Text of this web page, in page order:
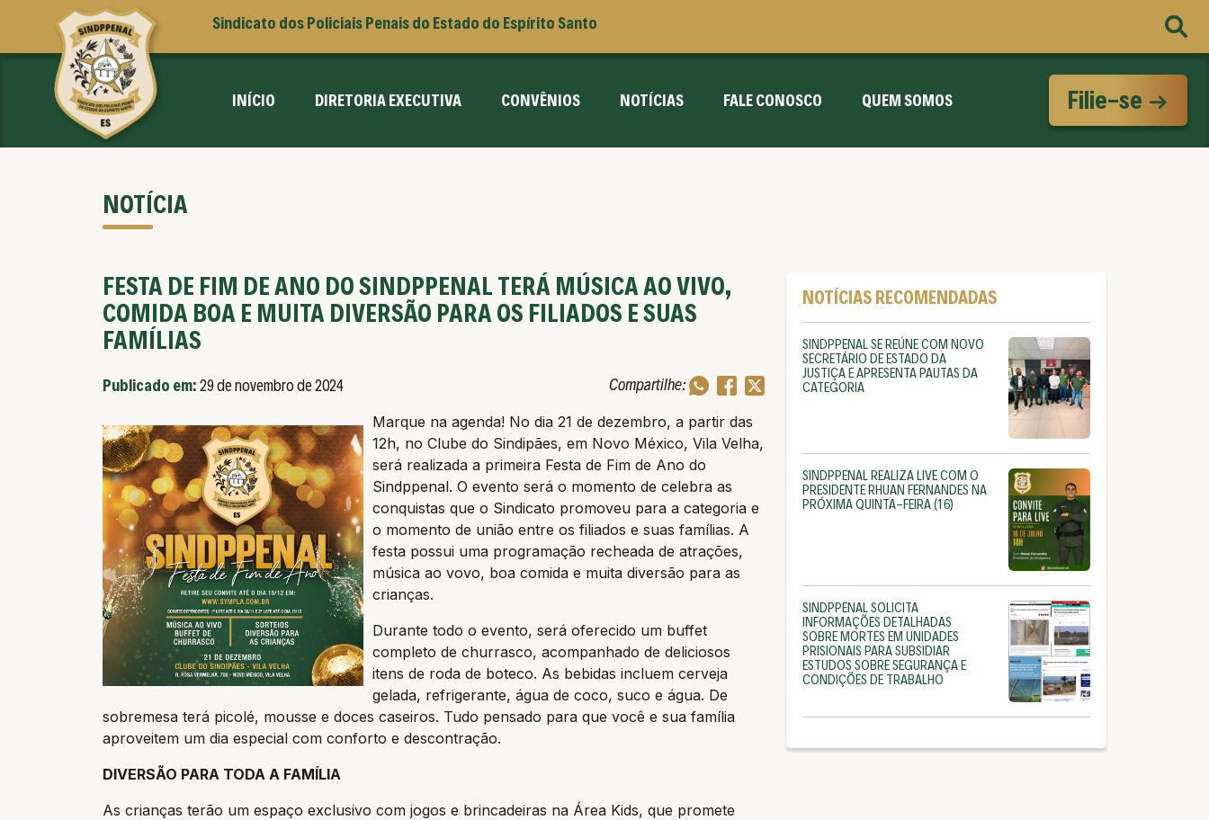
Sindicato dos Policiais Penais do Estado do Espírito Santo
INÍCIO DIRETORIA EXECUTIVA CONVÊNIOS NOTÍCIAS FALE CONOSCO QUEM SOMOS Filie-se
NOTÍCIA
FESTA DE FIM DE ANO DO SINDPPENAL TERÁ MÚSICA AO VIVO,
COMIDA BOA E MUITA DIVERSÃO PARA OS FILIADOS E SUAS
FAMÍLIAS
Publicado em: 29 de novembro de 2024 Compartilhe:
Marque na agenda! No dia 21 de dezembro, a partir das
12h, no Clube do Sindipães, em Novo México, Vila Velha,
será realizada a primeira Festa de Fim de Ano do
Sindppenal. O evento será o momento de celebra as
conquistas que o Sindicato promoveu para a categoria e
o momento de união entre os filiados e suas famílias. A
festa possui uma programação recheada de atrações,
música ao vovo, boa comida e muita diversão para as
crianças.
Durante todo o evento, será oferecido um buffet
completo de churrasco, acompanhado de deliciosos
itens de roda de boteco. As bebidas incluem cerveja
gelada, refrigerante, água de coco, suco e água. De
sobremesa terá picolé, mousse e doces caseiros. Tudo pensado para que você e sua família
aproveitem um dia especial com conforto e descontração.
DIVERSÃO PARA TODA A FAMÍLIA
As crianças terão um espaço exclusivo com jogos e brincadeiras na Área Kids, que promete
NOTÍCIAS RECOMENDADAS
SINDPPENAL SE REÚNE COM NOVO
SECRETÁRIO DE ESTADO DA
JUSTIÇA E APRESENTA PAUTAS DA
CATEGORIA
SINDPPENAL REALIZA LIVE COM O
PRESIDENTE RHUAN FERNANDES NA
PRÓXIMA QUINTA-FEIRA (16)
SINDPPENAL SOLICITA
INFORMAÇÕES DETALHADAS
SOBRE MORTES EM UNIDADES
PRISIONAIS PARA SUBSIDIAR
ESTUDOS SOBRE SEGURANÇA E
CONDIÇÕES DE TRABALHO